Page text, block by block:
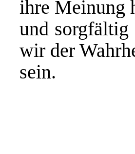
ihre Meinung
und sorgfältig
wir der
sein.